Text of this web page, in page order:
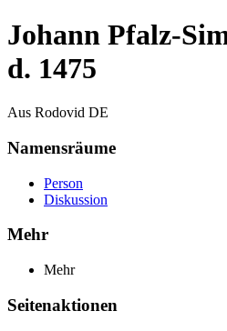
Johann Pfalz-
d. 1475
Aus Rodovid DE
Namensräume
Person
Diskussion
Mehr
Mehr
Seitenaktionen